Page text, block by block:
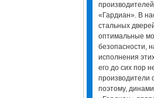
«Гардиан». В
стальных
оптимальные
безопасности,
исполнения
его до сих пор
производители
поэтому,